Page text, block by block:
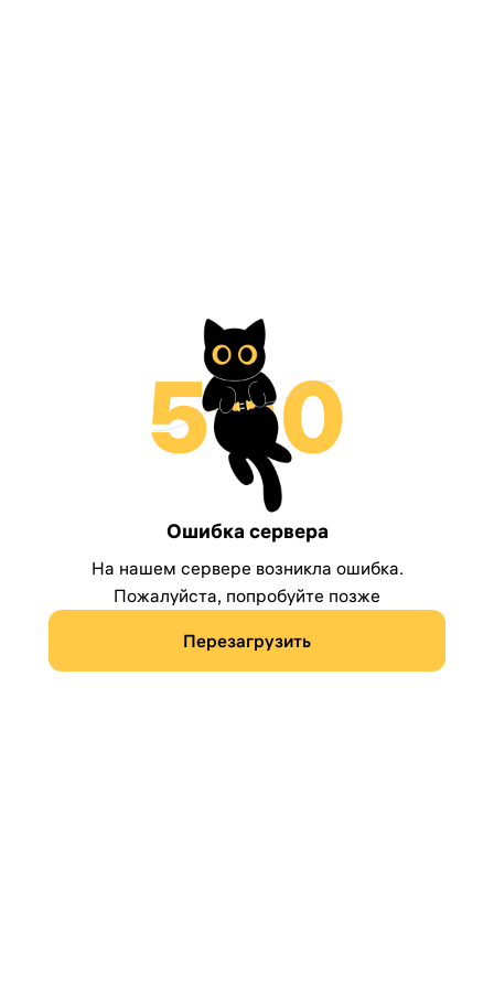
Ошибка сервера
На нашем сервере возникла ошибка.
Пожалуйста, попробуйте позже
Перезагрузить